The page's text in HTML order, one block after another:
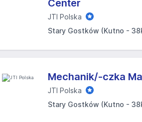
Center
JTI Polska
Stary Gostków (Kutno -
Mechanik/-czka
JTI Polska
Stary Gostków (Kutno -